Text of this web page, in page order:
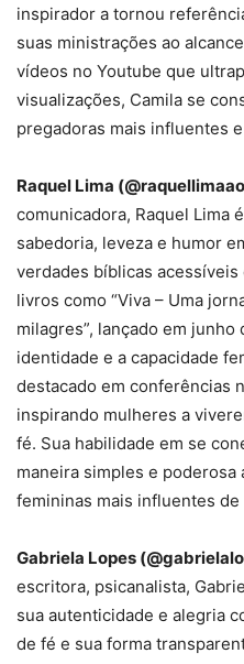
inspirador a tornou
suas ministrações ao
vídeos no Youtube que
visualizações, Camila se
pregadoras mais influentes
Raquel Lima
comunicadora, Raquel Lima
sabedoria, leveza e humor
verdades bíblicas
livros como “Viva – Uma
milagres”, lançado em
identidade e a capacidade
destacado em conferências
inspirando mulheres a
fé. Sua habilidade em se
maneira simples e poderosa
femininas mais influentes de
Gabriela Lopes
escritora, psicanalista,
sua autenticidade e alegria
de fé e sua forma